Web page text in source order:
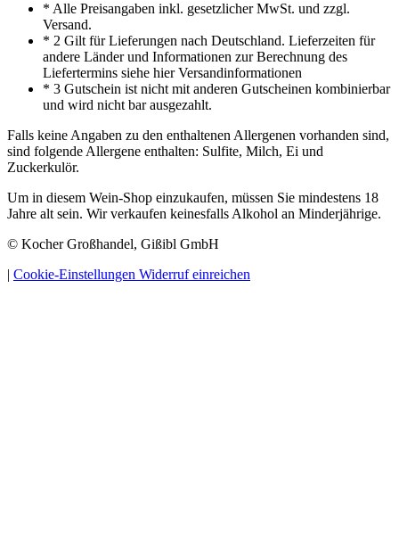
* Alle Preisangaben inkl. gesetzlicher MwSt. und zzgl.
Versand.
* 2 Gilt für Lieferungen nach Deutschland. Lieferzeiten für
andere Länder und Informationen zur Berechnung des
Liefertermins siehe hier Versandinformationen
* 3 Gutschein ist nicht mit anderen Gutscheinen kombinierbar
und wird nicht bar ausgezahlt.
Falls keine Angaben zu den enthaltenen Allergenen vorhanden sind,
sind folgende Allergene enthalten: Sulfite, Milch, Ei und
Zuckerkulör.
Um in diesem Wein-Shop einzukaufen, müssen Sie mindestens 18
Jahre alt sein. Wir verkaufen keinesfalls Alkohol an Minderjährige.
© Kocher Großhandel, Gißibl GmbH
| Cookie-Einstellungen Widerruf einreichen